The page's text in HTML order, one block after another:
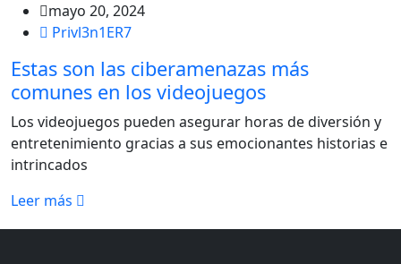
mayo 20, 2024
Privl3n1ER7
Estas son las ciberamenazas más
comunes en los videojuegos
Los videojuegos pueden asegurar horas de diversión y
entretenimiento gracias a sus emocionantes historias e
intrincados
Leer más